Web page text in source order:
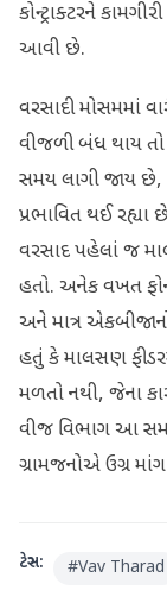
કોન્ટ્રાક્ટરને
આવી છે.
વરસાદી મોસમમાં
વીજળી બંધ થાય તો
સમય લાગી જાય
પ્રભાવિત થઈ રહ્યા
વરસાદ પહેલાં જ
હતો. અનેક વખત
અને માત્ર
હતું કે માલસણ
મળતો નથી, જેના
વીજ વિભાગ આ
ગ્રામજનોએ ઉગ્ર
ટેગ્સ: #Vav Tharad